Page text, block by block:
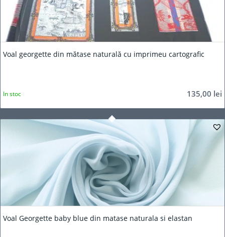
Voal georgette din mătase naturală cu imprimeu cartografic
135,00 lei
In stoc
Voal Georgette baby blue din matase naturala si elastan